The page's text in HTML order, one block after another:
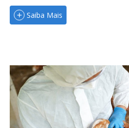
Saiba Mais